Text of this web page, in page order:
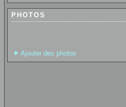
PHOTOS
Ajouter des photos